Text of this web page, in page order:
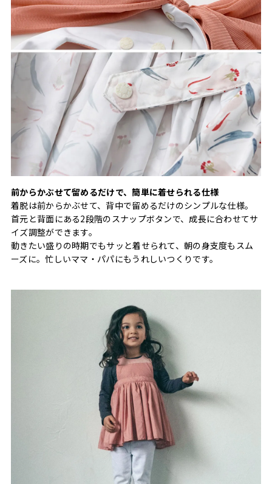
前からかぶせて留めるだけで、簡単に着せられる仕様
着脱は前からかぶせて、背中で留めるだけのシンプルな仕様。
首元と背面にある2段階のスナップボタンで、成長に合わせてサ
イズ調整ができます。
動きたい盛りの時期でもサッと着せられて、朝の身支度もスム
ーズに。忙しいママ・パパにもうれしいつくりです。